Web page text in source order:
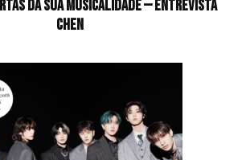
da sua musicalidade — Entrevista
CHEN